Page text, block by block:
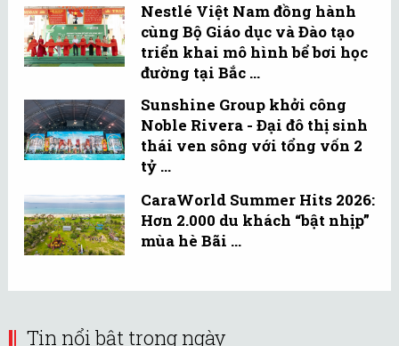
Nestlé Việt Nam đồng hành
cùng Bộ Giáo dục và Đào tạo
triển khai mô hình bể bơi học
đường tại Bắc ...
Sunshine Group khởi công
Noble Rivera - Đại đô thị sinh
thái ven sông với tổng vốn 2
tỷ ...
CaraWorld Summer Hits 2026:
Hơn 2.000 du khách “bật nhịp”
mùa hè Bãi ...
Tin nổi bật trong ngày